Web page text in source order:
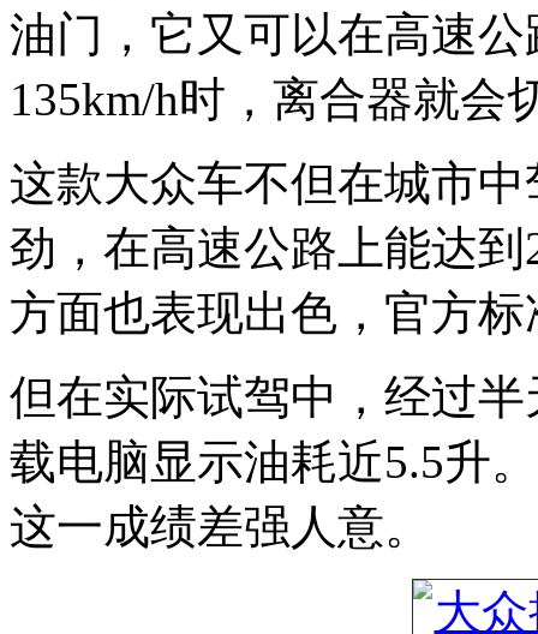
油门，它又可以在高速
135km/h时，离合器就会
这款大众车不但在城市
劲，在高速公路上能达
方面也表现出色，官方
但在实际试驾中，经过
载电脑显示油耗近5.5升
这一成绩差强人意。